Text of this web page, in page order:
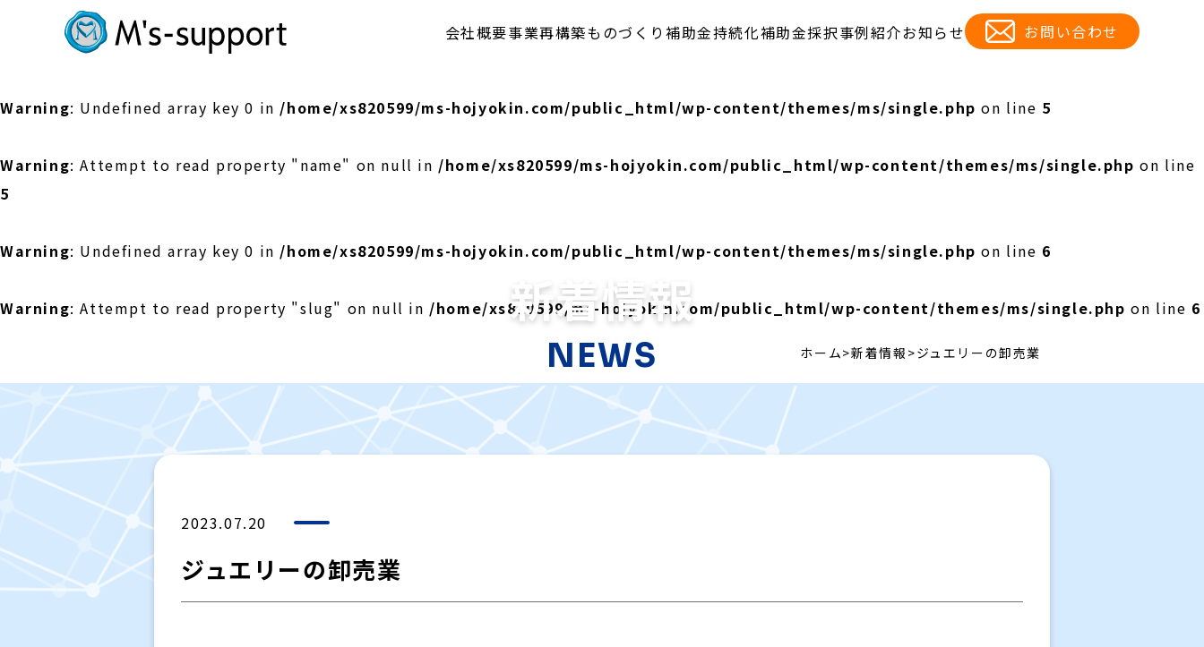
会社概要事業再構築ものづくり補助金持続化補助金採択事例紹介お知らせ お問い合わせ
Warning: Undefined array key 0 in /home/xs820599/ms-hojyokin.com/public_html/wp-content/themes/ms/single.php on line 5
Warning: Attempt to read property "name" on null in /home/xs820599/ms-hojyokin.com/public_html/wp-content/themes/ms/single.php on line
5
Warning: Undefined array key 0 in /home/xs820599/ms-hojyokin.com/public_html/wp-content/themes/ms/single.php on line 6
Warning: Attempt to read property "slug" on null in /home/xs820599/ms-hojyokin.com/public_html/wp-content/themes/ms/single.php on line 6
新着情報
NEWS ホーム 新着情報 ジュエリーの卸売業
2023.07.20
ジュエリーの卸売業